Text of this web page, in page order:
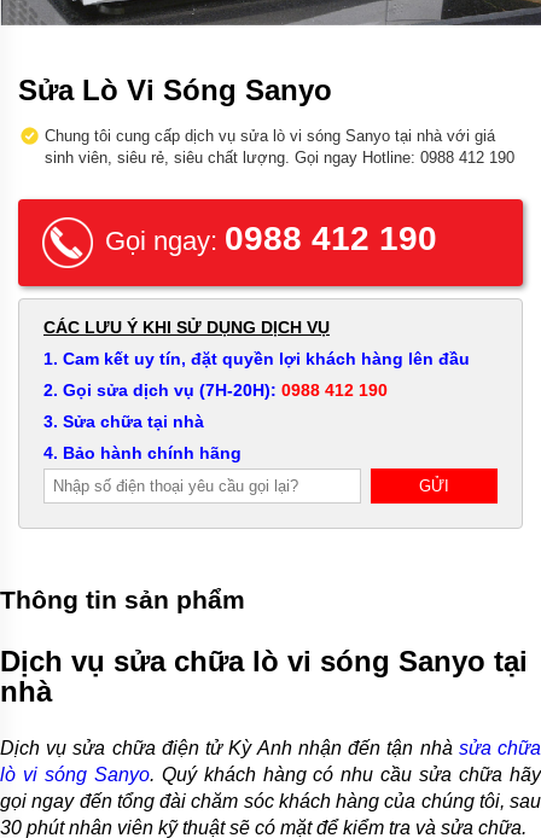
Sửa Lò Vi Sóng Sanyo
Chung tôi cung cấp dịch vụ sửa lò vi sóng Sanyo tại nhà với giá
sinh viên, siêu rẻ, siêu chất lượng. Gọi ngay Hotline: 0988 412 190
Gọi ngay: 0988 412 190
CÁC LƯU Ý KHI SỬ DỤNG DỊCH VỤ
1. Cam kết uy tín, đặt quyền lợi khách hàng lên đầu
2. Gọi sửa dịch vụ (7H-20H): 0988 412 190
3. Sửa chữa tại nhà
4. Bảo hành chính hãng
Thông tin sản phẩm
Dịch vụ sửa chữa lò vi sóng Sanyo tại
nhà
Dịch vụ sửa chữa điện tử Kỳ Anh nhận đến tận nhà sửa chữa
lò vi sóng Sanyo. Quý khách hàng có nhu cầu sửa chữa hãy
gọi ngay đến tổng đài chăm sóc khách hàng của chúng tôi, sau
30 phút nhân viên kỹ thuật sẽ có mặt để kiểm tra và sửa chữa.